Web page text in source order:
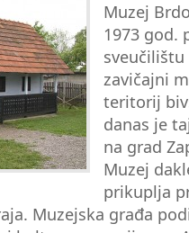
Muzej
1973 god.
sveučilištu
zavičajni
teritorij
danas je
na grad
Muzej
prikuplja
Muzejska građa